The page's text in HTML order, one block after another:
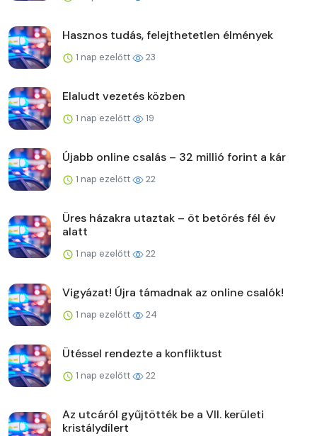
Hasznos tudás, felejthetetlen élmények
1 nap ezelőtt 23
Elaludt vezetés közben
1 nap ezelőtt 19
Újabb online csalás – 32 millió forint a kár
1 nap ezelőtt 22
Üres házakra utaztak – öt betörés fél év
alatt
1 nap ezelőtt 22
Vigyázat! Újra támadnak az online csalók!
1 nap ezelőtt 24
Ütéssel rendezte a konfliktust
1 nap ezelőtt 22
Az utcáról gyűjtötték be a VII. kerületi
kristálydílert